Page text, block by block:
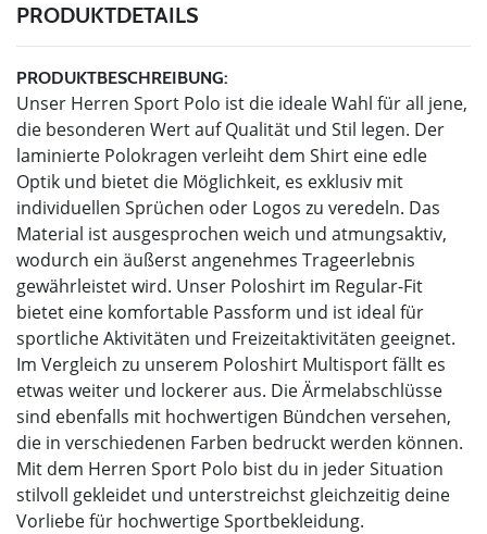
PRODUKTDETAILS
PRODUKTBESCHREIBUNG:
Unser Herren Sport Polo ist die ideale Wahl für all jene,
die besonderen Wert auf Qualität und Stil legen. Der
laminierte Polokragen verleiht dem Shirt eine edle
Optik und bietet die Möglichkeit, es exklusiv mit
individuellen Sprüchen oder Logos zu veredeln. Das
Material ist ausgesprochen weich und atmungsaktiv,
wodurch ein äußerst angenehmes Trageerlebnis
gewährleistet wird. Unser Poloshirt im Regular-Fit
bietet eine komfortable Passform und ist ideal für
sportliche Aktivitäten und Freizeitaktivitäten geeignet.
Im Vergleich zu unserem Poloshirt Multisport fällt es
etwas weiter und lockerer aus. Die Ärmelabschlüsse
sind ebenfalls mit hochwertigen Bündchen versehen,
die in verschiedenen Farben bedruckt werden können.
Mit dem Herren Sport Polo bist du in jeder Situation
stilvoll gekleidet und unterstreichst gleichzeitig deine
Vorliebe für hochwertige Sportbekleidung.